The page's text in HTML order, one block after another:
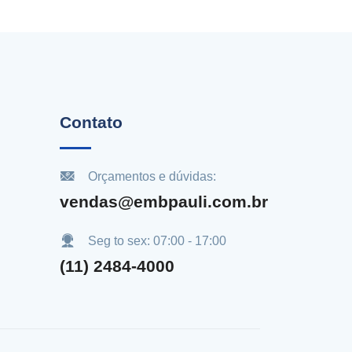
Contato
Orçamentos e dúvidas:
vendas@embpauli.com.br
Seg to sex: 07:00 - 17:00
(11) 2484-4000